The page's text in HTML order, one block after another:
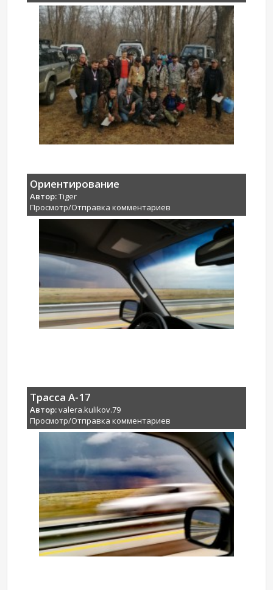
Ориентирование
Автор:Tiger
Просмотр/Отправка комментариев
Трасса А-17
Автор:valera.kulikov.79
Просмотр/Отправка комментариев